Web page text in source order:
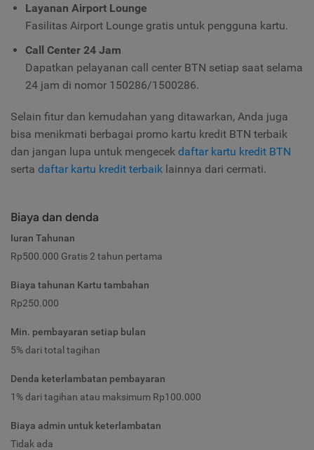
Layanan Airport Lounge
Fasilitas Airport Lounge gratis untuk pengguna kartu.
Call Center 24 Jam
Dapatkan pelayanan call center BTN setiap saat selama
24 jam di nomor 150286/1500286.
Selain fitur dan kemudahan yang ditawarkan, Anda juga
bisa menikmati berbagai promo kartu kredit BTN terbaik
dan jangan lupa untuk mengecek daftar kartu kredit BTN
serta daftar kartu kredit terbaik lainnya dari cermati.
Biaya dan denda
Iuran Tahunan
Rp500.000 Gratis 2 tahun pertama
Biaya tahunan Kartu tambahan
Rp250.000
Min. pembayaran setiap bulan
5% dari total tagihan
Denda keterlambatan pembayaran
1% dari tagihan atau maksimum Rp100.000
Biaya admin untuk keterlambatan
Tidak ada